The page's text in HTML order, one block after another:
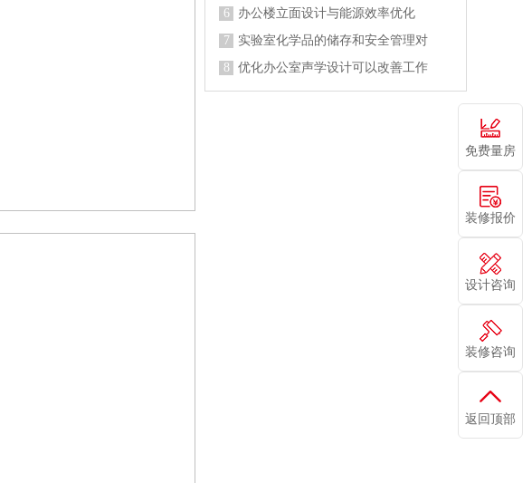
6
办公楼立面设计与能源效率优化
7
实验室化学品的储存和安全管理对
8
优化办公室声学设计可以改善工作
免费量房
装修报价
设计咨询
装修咨询
返回顶部